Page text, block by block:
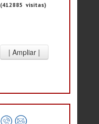
(412885 visitas)